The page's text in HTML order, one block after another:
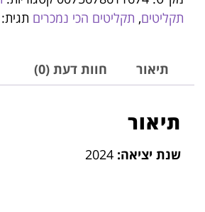
תקליטים, תקליטים הכי נמכרים תגית:
תיאור חוות דעת (0)
תיאור
שנת יציאה: